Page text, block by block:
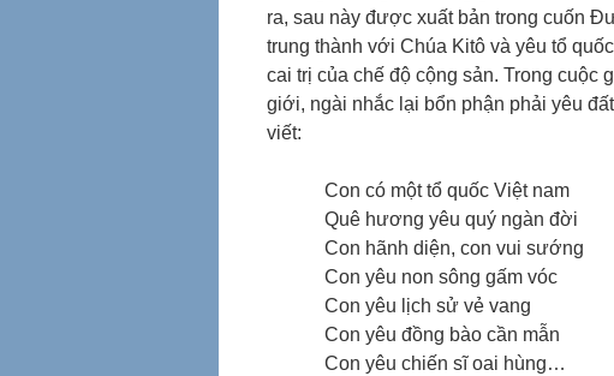
ra, sau này được xuất bản trong cuốn
trung thành với Chúa Kitô và yêu tổ
cai trị của chế độ cộng sản. Trong cuộc
giới, ngài nhắc lại bổn phận phải yêu
viết:
Con có một tổ quốc Việt nam
Quê hương yêu quý ngàn đời
Con hãnh diện, con vui sướng
Con yêu non sông gấm vóc
Con yêu lịch sử vẻ vang
Con yêu đồng bào cần mẫn
Con yêu chiến sĩ oai hùng…